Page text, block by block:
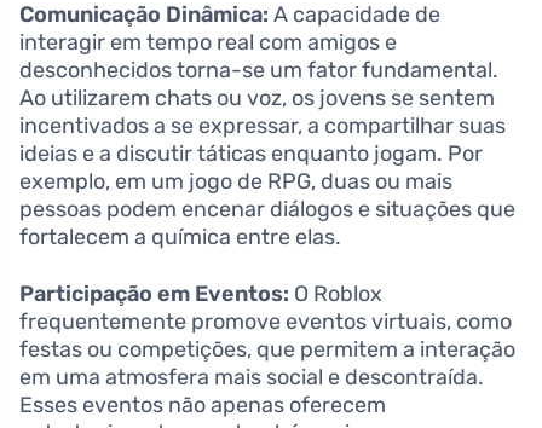
Comunicação Dinâmica: A capacidade de
interagir em tempo real com amigos e
desconhecidos torna-se um fator fundamental.
Ao utilizarem chats ou voz, os jovens se sentem
incentivados a se expressar, a compartilhar suas
ideias e a discutir táticas enquanto jogam. Por
exemplo, em um jogo de RPG, duas ou mais
pessoas podem encenar diálogos e situações que
fortalecem a química entre elas.
Participação em Eventos: O Roblox
frequentemente promove eventos virtuais, como
festas ou competições, que permitem a interação
em uma atmosfera mais social e descontraída.
Esses eventos não apenas oferecem